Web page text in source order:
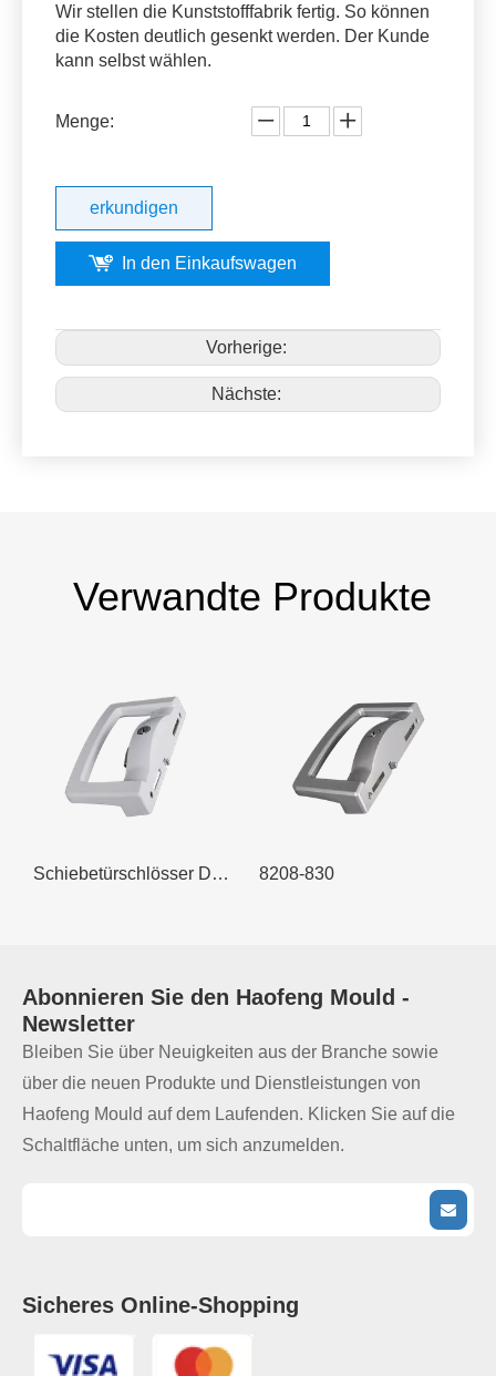
Wir stellen die Kunststofffabrik fertig. So können
die Kosten deutlich gesenkt werden. Der Kunde
kann selbst wählen.
Menge:
erkundigen
In den Einkaufswagen
Vorherige:
Nächste:
Verwandte Produkte
Schiebetürschlösser Doppelhaken 8208-830
Abonnieren Sie den Haofeng Mould -
Newsletter
Bleiben Sie über Neuigkeiten aus der Branche sowie
über die neuen Produkte und Dienstleistungen von
Haofeng Mould auf dem Laufenden. Klicken Sie auf die
Schaltfläche unten, um sich anzumelden.
Sicheres Online-Shopping